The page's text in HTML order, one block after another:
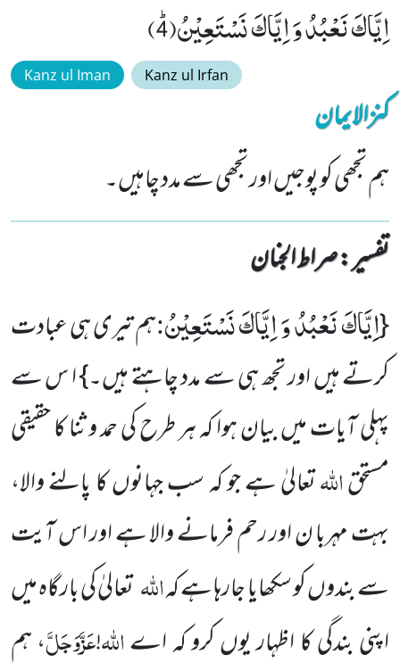
اِیَّاكَ نَعْبُدُ وَ اِیَّاكَ نَسْتَعِیْنُﭤ(4)
Kanz ul Iman Kanz ul Irfan
کنزالایمان
ہم تجھی کو پوجیں اور تجھی سے مدد چاہیں۔
تفسیر : ‎صراط الجنان
{اِیَّاكَ نَعْبُدُ وَ اِیَّاكَ نَسْتَعِیْنُ:ہم تیری ہی عبادت
کرتے ہیں اور تجھ ہی سے مدد چاہتے ہیں۔} ا س سے
پہلی آیات میں بیان ہوا کہ ہر طرح کی حمد و ثنا کا حقیقی
مستحقاللہتعالیٰ ہے جو کہ سب جہانوں کا پالنے والا،
بہت مہربا ن اور رحم فرمانے والا ہے اور اس آیت
سے بندوں کو سکھایا جارہا ہے کہاللہتعالیٰ کی بارگاہ میں
اپنی بندگی کا اظہار یوں کرو کہ اےاللہ!عَزَّوَجَلَّ، ہم